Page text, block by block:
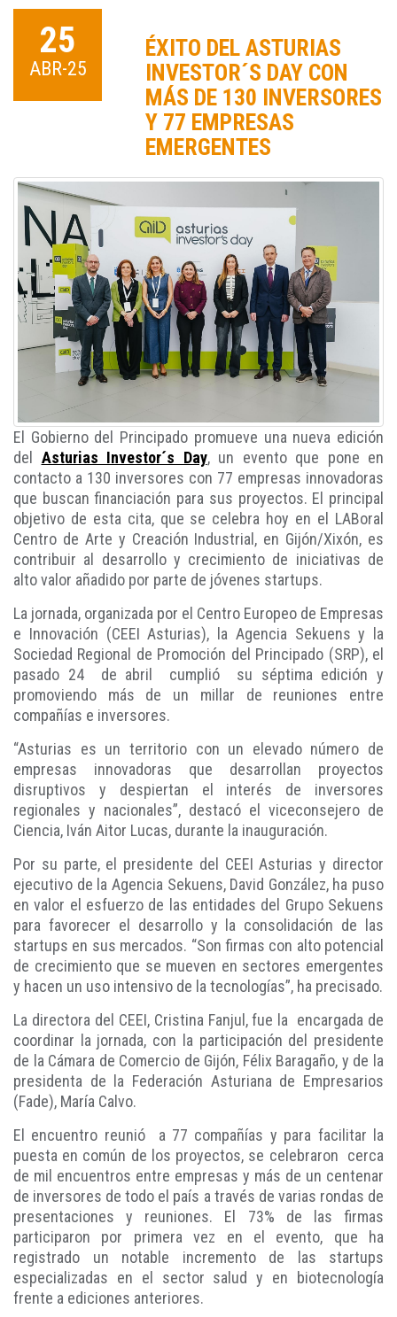
25
ABR-25
ÉXITO DEL ASTURIAS
INVESTOR´S DAY CON
MÁS DE 130 INVERSORES
Y 77 EMPRESAS
EMERGENTES
El Gobierno del Principado promueve una nueva edición
del
Asturias Investor´s Day, un evento que pone en
contacto a 130 inversores con 77 empresas innovadoras
que buscan financiación para sus proyectos. El principal
objetivo de esta cita, que se celebra hoy en el LABoral
Centro de Arte y Creación Industrial, en Gijón/Xixón, es
contribuir al desarrollo y crecimiento de iniciativas de
alto valor añadido por parte de jóvenes startups.
La jornada, organizada por el Centro Europeo de Empresas
e Innovación (CEEI Asturias), la Agencia Sekuens y la
Sociedad Regional de Promoción del Principado (SRP), el
pasado 24 de abril cumplió su séptima edición y
promoviendo más de un millar de reuniones entre
compañías e inversores.
“Asturias es un territorio con un elevado número de
empresas innovadoras que desarrollan proyectos
disruptivos y despiertan el interés de inversores
regionales y nacionales”, destacó el viceconsejero de
Ciencia, Iván Aitor Lucas, durante la inauguración.
Por su parte, el presidente del CEEI Asturias y director
ejecutivo de la Agencia Sekuens, David González, ha puso
en valor el esfuerzo de las entidades del Grupo Sekuens
para favorecer el desarrollo y la consolidación de las
startups en sus mercados. “Son firmas con alto potencial
de crecimiento que se mueven en sectores emergentes
y hacen un uso intensivo de la tecnologías”, ha precisado.
La directora del CEEI, Cristina Fanjul, fue la encargada de
coordinar la jornada, con la participación del presidente
de la Cámara de Comercio de Gijón, Félix Baragaño, y de la
presidenta de la Federación Asturiana de Empresarios
(Fade), María Calvo.
El encuentro reunió a 77 compañías y para facilitar la
puesta en común de los proyectos, se celebraron cerca
de mil encuentros entre empresas y más de un centenar
de inversores de todo el país a través de varias rondas de
presentaciones y reuniones. El 73% de las firmas
participaron por primera vez en el evento, que ha
registrado un notable incremento de las startups
especializadas en el sector salud y en biotecnología
frente a ediciones anteriores.